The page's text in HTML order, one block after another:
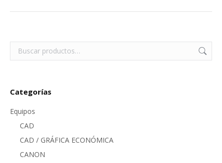
Categorías
Equipos
CAD
CAD / GRÁFICA ECONÓMICA
CANON